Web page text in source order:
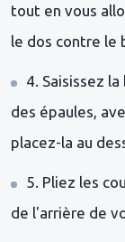
tout en vous
le dos contre le
4. Saisissez
des épaules,
placez-la au
5. Pliez les
de l'arrière de